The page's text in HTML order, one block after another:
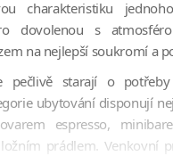
charakteristiku
dovolenou s
na nejlepší soukromí a
pečlivě starají o potřeby
ubytování disponují
espresso,
prádlem. Venkovní